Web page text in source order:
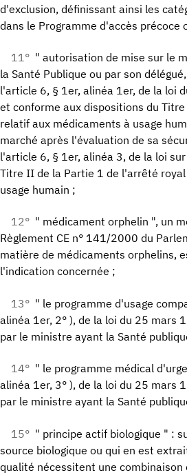
d'exclusion, définissant ainsi les
dans le Programme d'accès précoce
11° " autorisation de mise sur le
la Santé Publique ou par son
l'article 6, § 1er, alinéa 1er, de la loi
et conforme aux dispositions du
relatif aux médicaments à usage
marché après l'évaluation de sa
l'article 6, § 1er, alinéa 3, de la loi
Titre II de la Partie 1 de l'arrêté
usage humain ;
12° " médicament orphelin ", un
Règlement CE n° 141/2000 du
matière de médicaments orphelins,
l'indication concernée ;
13° " le programme d'usage
alinéa 1er, 2° ), de la loi du 25 mars
par le ministre ayant la Santé
14° " le programme médical
alinéa 1er, 3° ), de la loi du 25 mars
par le ministre ayant la Santé
15° " principe actif biologique " :
source biologique ou qui en est
qualité nécessitent une